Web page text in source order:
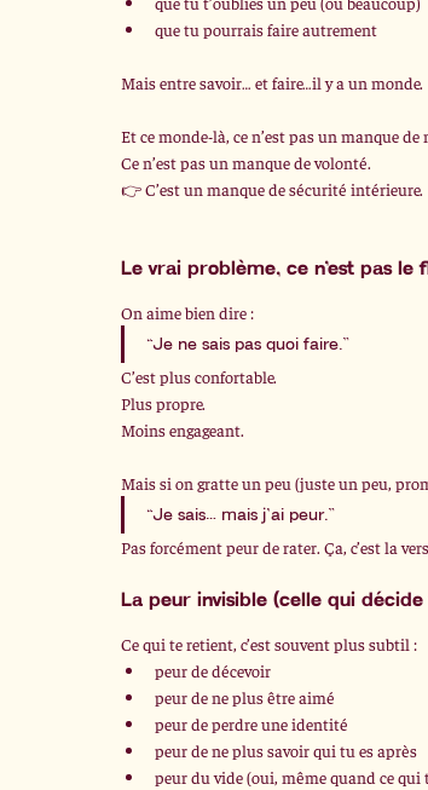
que tu pourrais faire autrement
Mais entre savoir… et faire…il y a un monde.
Et ce monde-là, ce n’est pas un manque
Ce n’est pas un manque de volonté.
👉 C’est un manque de sécurité intérieure.
Le vrai problème, ce n’est pas le
On aime bien dire :
“Je ne sais pas quoi faire.”
C’est plus confortable.
Plus propre.
Moins engageant.
Mais si on gratte un peu (juste un peu,
“Je sais… mais j’ai peur.”
Pas forcément peur de rater. Ça, c’est la
La peur invisible (celle qui
Ce qui te retient, c’est souvent plus subtil :
peur de décevoir
peur de ne plus être aimé
peur de perdre une identité
peur de ne plus savoir qui tu es après
peur du vide (oui, même quand ce qui